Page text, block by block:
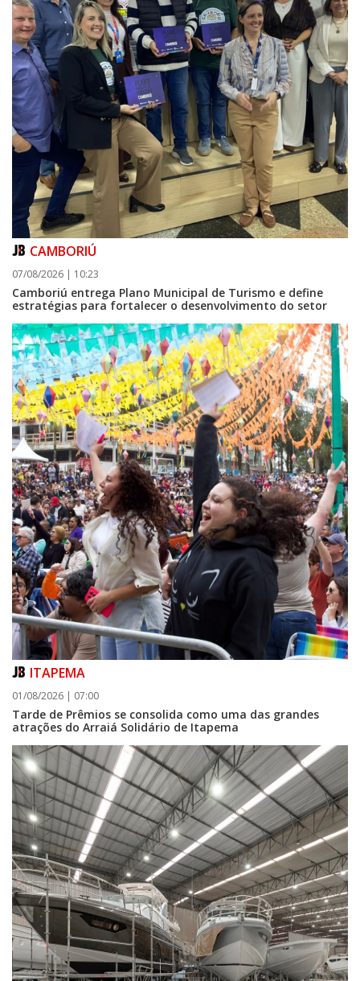
08/08/2026 | 07:00
Setor judicial de medicamentos de BC estará fechado nos dias 10 e 11 de
agosto para realização de inventário
CAMBORIÚ
07/08/2026 | 10:23
Camboriú entrega Plano Municipal de Turismo e define
estratégias para fortalecer o desenvolvimento do setor
ITAPEMA
01/08/2026 | 07:00
Tarde de Prêmios se consolida como uma das grandes
atrações do Arraiá Solidário de Itapema